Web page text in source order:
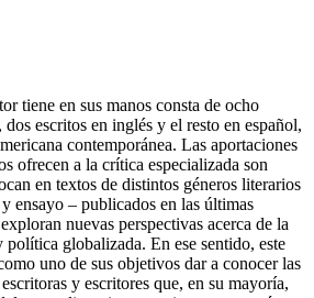
tiene en sus manos consta de ocho
escritos en inglés y el resto en español,
contemporánea. Las aportaciones
ofrecen a la crítica especializada son
en textos de distintos géneros literarios
ensayo – publicados en las últimas
nuevas perspectivas acerca de la
globalizada. En ese sentido, este
uno de sus objetivos dar a conocer las
y escritores que, en su mayoría,